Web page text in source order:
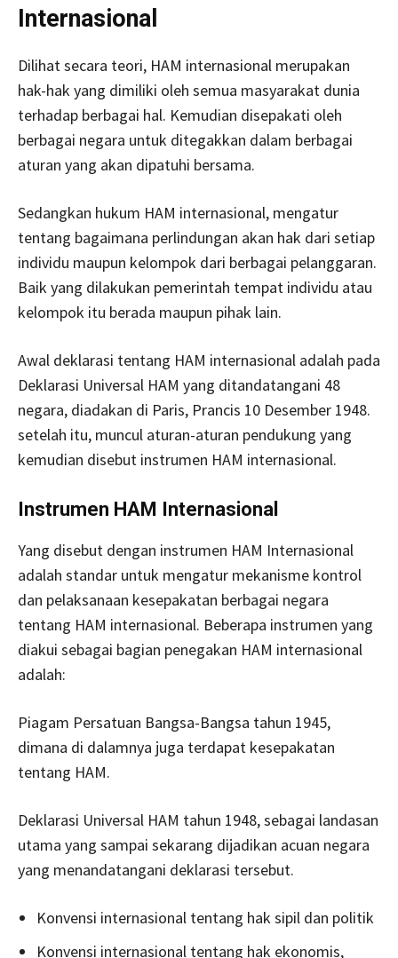
Internasional
Dilihat secara teori, HAM internasional merupakan
hak-hak yang dimiliki oleh semua masyarakat dunia
terhadap berbagai hal. Kemudian disepakati oleh
berbagai negara untuk ditegakkan dalam berbagai
aturan yang akan dipatuhi bersama.
Sedangkan hukum HAM internasional, mengatur
tentang bagaimana perlindungan akan hak dari setiap
individu maupun kelompok dari berbagai pelanggaran.
Baik yang dilakukan pemerintah tempat individu atau
kelompok itu berada maupun pihak lain.
Awal deklarasi tentang HAM internasional adalah pada
Deklarasi Universal HAM yang ditandatangani 48
negara, diadakan di Paris, Prancis 10 Desember 1948.
setelah itu, muncul aturan-aturan pendukung yang
kemudian disebut instrumen HAM internasional.
Instrumen HAM Internasional
Yang disebut dengan instrumen HAM Internasional
adalah standar untuk mengatur mekanisme kontrol
dan pelaksanaan kesepakatan berbagai negara
tentang HAM internasional. Beberapa instrumen yang
diakui sebagai bagian penegakan HAM internasional
adalah:
Piagam Persatuan Bangsa-Bangsa tahun 1945,
dimana di dalamnya juga terdapat kesepakatan
tentang HAM.
Deklarasi Universal HAM tahun 1948, sebagai landasan
utama yang sampai sekarang dijadikan acuan negara
yang menandatangani deklarasi tersebut.
Konvensi internasional tentang hak sipil dan politik
Konvensi internasional tentang hak ekonomis,